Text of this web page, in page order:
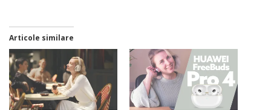
Articole similare